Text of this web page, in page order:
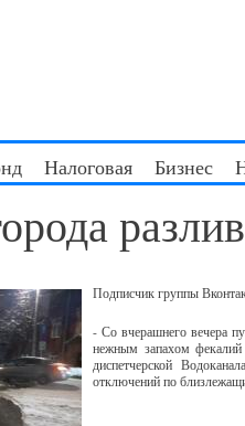
Налоговая Бизнес
Подписчик группы
- Со вчерашнего вечера
нежным запахом
диспетчерской
отключений по